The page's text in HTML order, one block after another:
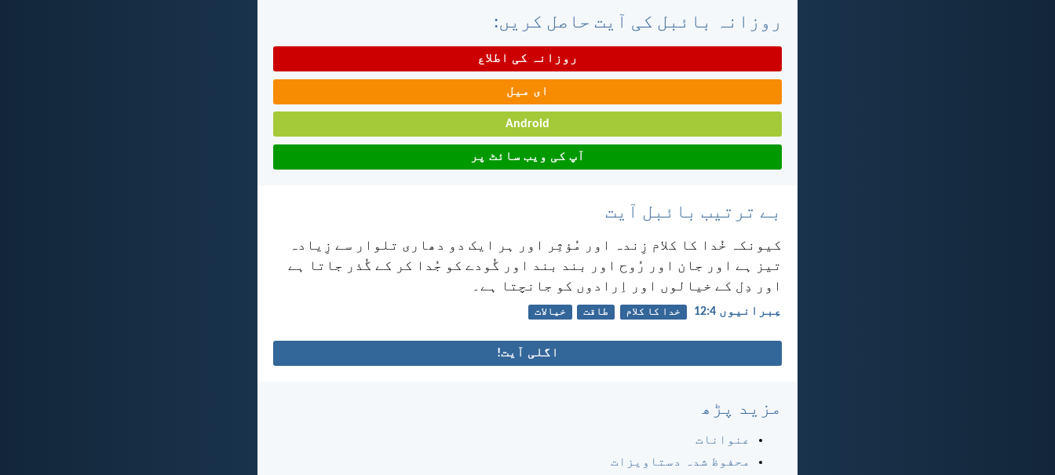
روزانہ بائبل کی آیت حاصل کریں:
روزانہ کی اطلاع
ای میل
Android
آپ کی ویب سائٹ پر
بے ترتیب بائبل آیت
کیونکہ خُدا کا کلام زِندہ اور مُؤثِر اور ہر ایک دو دھاری تلوار سے زِیادہ
تیز ہے اور جان اور رُوح اور بند بند اور گُودے کو جُدا کر کے گُذر جاتا ہے
اور دِل کے خیالوں اور اِرادوں کو جانچتا ہے۔
عِبرانیوں 4:‏12 خدا کا کلام طاقت خیالات
اگلی آیت!
مزید پڑھ
عنوانات
محفوظ شدہ دستاویزات